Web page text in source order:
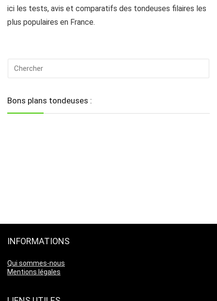
ici les tests, avis et comparatifs des tondeuses filaires les
plus populaires en France.
Bons plans tondeuses :
INFORMATIONS
Qui sommes-nous
Mentions légales